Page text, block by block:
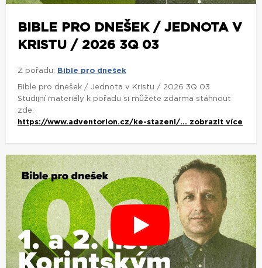
BIBLE PRO DNEŠEK / JEDNOTA V
KRISTU / 2026 3Q 03
Z pořadu: Bible pro dnešek
Bible pro dnešek / Jednota v Kristu / 2026 3Q 03
Studijní materiály k pořadu si můžete zdarma stáhnout
zde:
https://www.adventorion.cz/ke-stazeni/... zobrazit více